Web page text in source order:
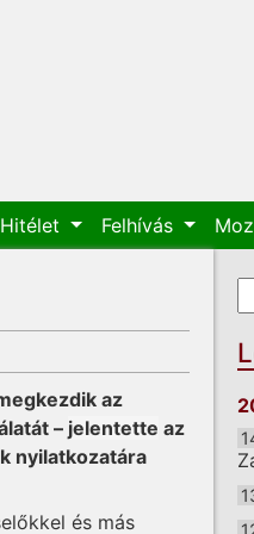
Hitélet Felhívás
az
– jelentette az
nyilatkozatára
és más